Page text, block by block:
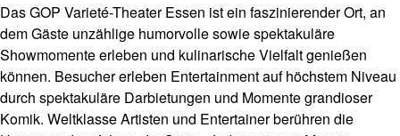
Das GOP Varieté-Theater Essen ist ein faszinierender Ort, an
dem Gäste unzählige humorvolle sowie spektakuläre
Showmomente erleben und kulinarische Vielfalt genießen
können. Besucher erleben Entertainment auf höchstem Niveau
durch spektakuläre Darbietungen und Momente grandioser
Komik. Weltklasse Artisten und Entertainer berühren die